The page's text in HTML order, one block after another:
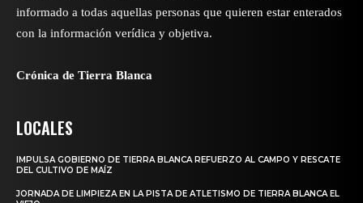
informado a todas aquellas personas que quieren estar enterados
con la información verídica y objetiva.
Crónica de Tierra Blanca
LOCALES
IMPULSA GOBIERNO DE TIERRA BLANCA REFUERZO AL CAMPO Y RESCATE
DEL CULTIVO DE MAÍZ
JORNADA DE LIMPIEZA EN LA PISTA DE ATLETISMO DE TIERRA BLANCA EL